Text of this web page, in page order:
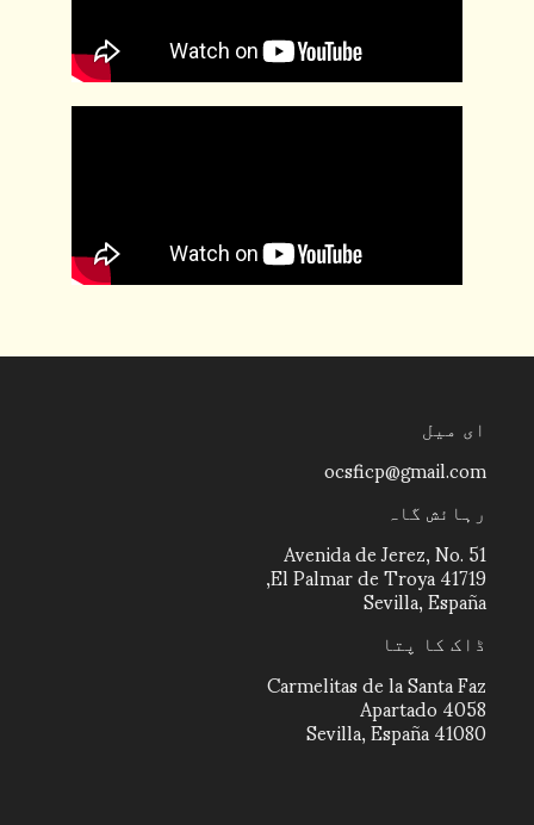
ای میل
ocsficp@gmail.com
رہائش گاہ
Avenida de Jerez, No. 51
41719 El Palmar de Troya,
Sevilla, España
ڈاک کا پتا
Carmelitas de la Santa Faz
Apartado 4058
41080 Sevilla, España